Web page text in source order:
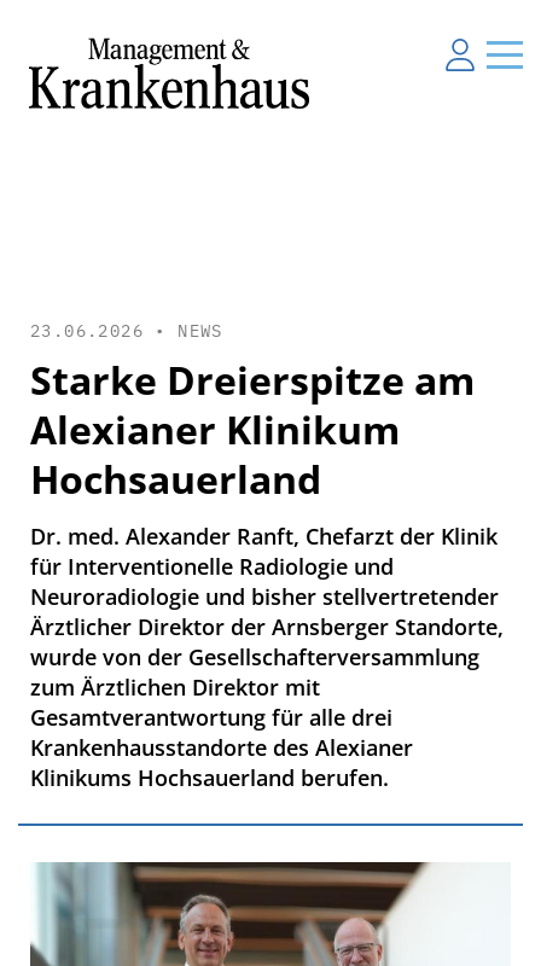
23.06.2026 • NEWS
Starke Dreierspitze am
Alexianer Klinikum
Hochsauerland
Dr. med. Alexander Ranft, Chefarzt der Klinik
für Interventionelle Radiologie und
Neuroradiologie und bisher stellvertretender
Ärztlicher Direktor der Arnsberger Standorte,
wurde von der Gesellschafterversammlung
zum Ärztlichen Direktor mit
Gesamtverantwortung für alle drei
Krankenhausstandorte des Alexianer
Klinikums Hochsauerland berufen.